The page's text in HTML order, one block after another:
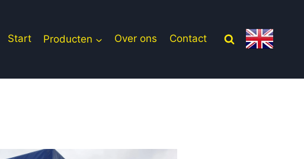
Start Producten Over ons Contact